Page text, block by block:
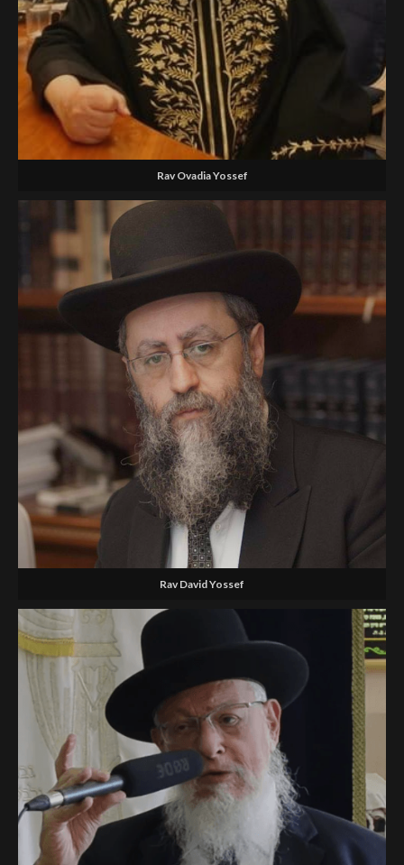
Rav Ovadia Yossef
Rav David Yossef